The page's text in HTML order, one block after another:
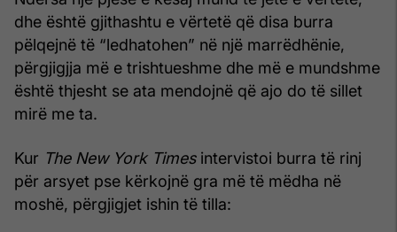
dhe është gjithashtu e vërtetë që disa burra
pëlqejnë të “ledhatohen” në një marrëdhënie,
përgjigjja më e trishtueshme dhe më e mundshme
është thjesht se ata mendojnë që ajo do të sillet
mirë me ta.
Kur The New York Timesintervistoi burra të rinj
për arsyet pse kërkojnë gra më të mëdha në
moshë, përgjigjet ishin të tilla: